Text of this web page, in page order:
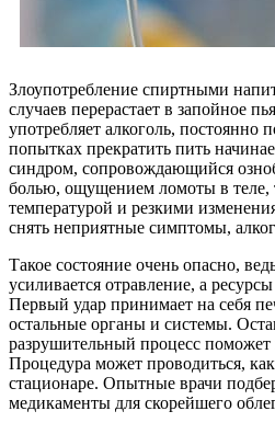
Злоупотребление спиртными
случаев перерастает в запойное
употребляет алкоголь,
попытках прекратить пить
синдром, сопровождающийся
болью, ощущением ломоты в теле,
температурой и резкими
снять неприятные симптомы,
Такое состояние очень опасно,
усиливается отравление, а
Первый удар принимает на себя
остальные органы и системы.
разрушительный процесс поможет
Процедура может проводиться,
стационаре. Опытные врачи
медикаменты для скорейшего